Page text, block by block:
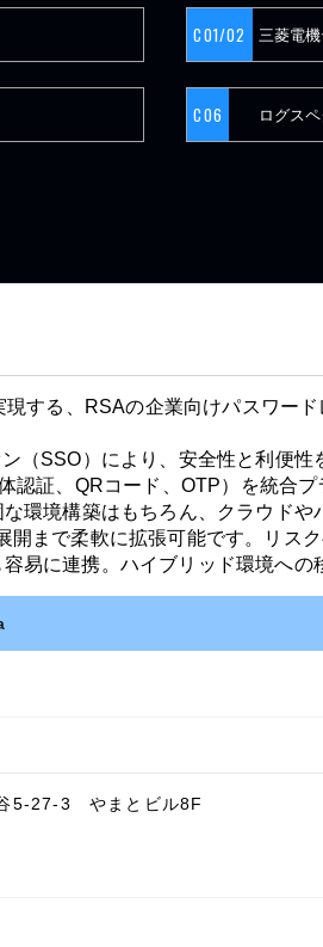
C01/02 三菱電
C06 ログスペ
する、RSAの企業向けパスワー
（SSO）により、安全性と利便
証、QRコード、OTP）を統合プ
環境構築はもちろん、クラウドや
まで柔軟に拡張可能です。リス
易に連携。ハイブリッド環境への
5-27-3 やまとビル8F